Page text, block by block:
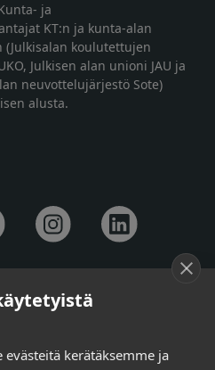
ja
KT:n ja kunta-alan
(Julkisalan koulutettujen
Julkisen alan unioni JAU ja
neuvottelujärjestö Sote)
alusta.
kerätäksemme ja